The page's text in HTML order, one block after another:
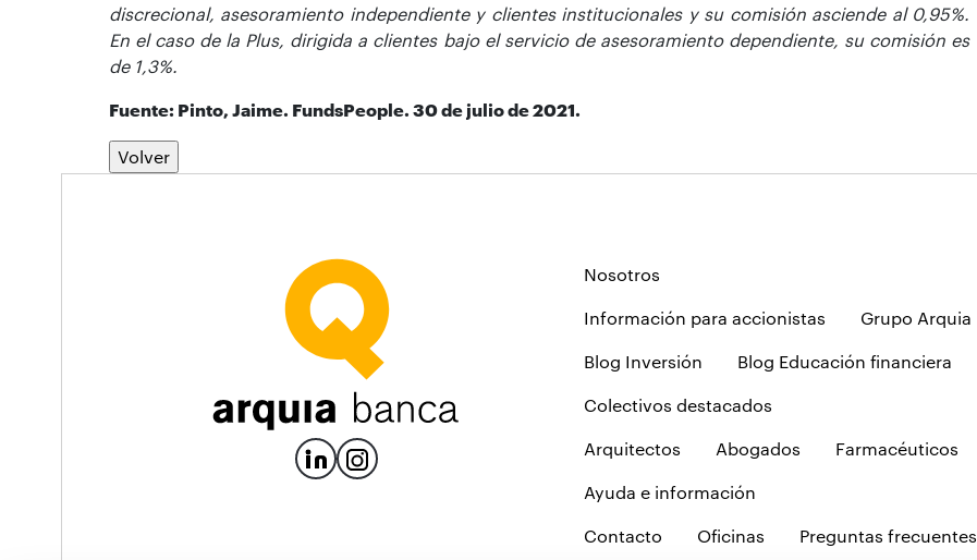
discrecional, asesoramiento independiente y clientes institucionales y su comisión asciende al 0,95%.
En el caso de la Plus, dirigida a clientes bajo el servicio de asesoramiento dependiente, su comisión es
de 1,3%.
Fuente: Pinto, Jaime. FundsPeople. 30 de julio de 2021.
Volver
Nosotros
Información para accionistas Grupo Arquia
Blog Inversión Blog Educación financiera
Colectivos destacados
Arquitectos Abogados Farmacéuticos
Ayuda e información
Contacto Oficinas Preguntas frecuentes